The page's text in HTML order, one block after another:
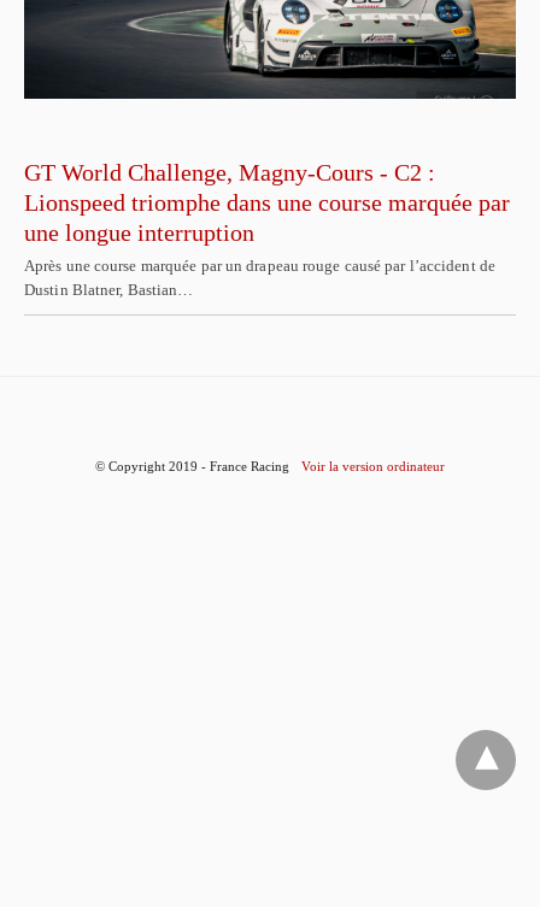
GT World Challenge, Magny-Cours - C2 :
Lionspeed triomphe dans une course marquée par
une longue interruption
Après une course marquée par un drapeau rouge causé par l’accident de
Dustin Blatner, Bastian…
© Copyright 2019 - France Racing Voir la version ordinateur